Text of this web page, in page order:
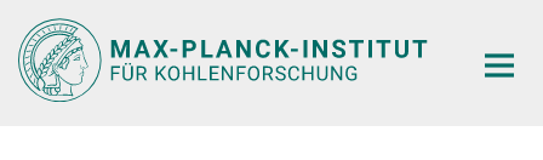
Hauptinhalt